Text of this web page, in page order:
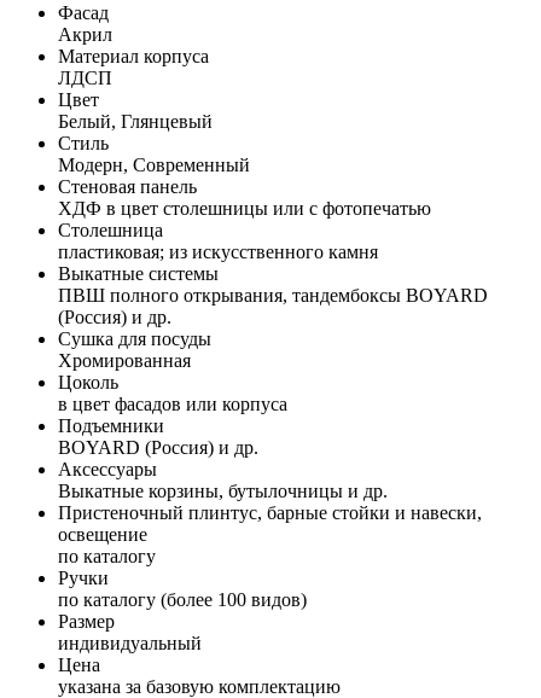
Фасад
Акрил
Материал корпуса
ЛДСП
Цвет
Белый, Глянцевый
Стиль
Модерн, Современный
Стеновая панель
ХДФ в цвет столешницы или с фотопечатью
Столешница
пластиковая; из искусственного камня
Выкатные системы
ПВШ полного открывания, тандембоксы BOYARD
(Россия) и др.
Сушка для посуды
Хромированная
Цоколь
в цвет фасадов или корпуса
Подъемники
BOYARD (Россия) и др.
Аксессуары
Выкатные корзины, бутылочницы и др.
Пристеночный плинтус, барные стойки и навески,
освещение
по каталогу
Ручки
по каталогу (более 100 видов)
Размер
индивидуальный
Цена
указана за базовую комплектацию